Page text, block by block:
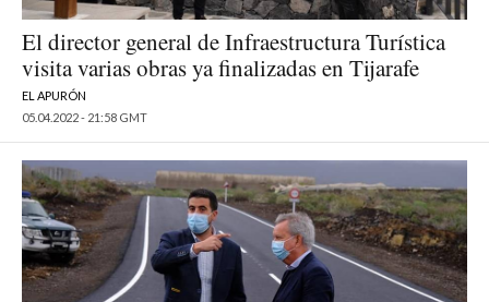
El director general de Infraestructura Turística
visita varias obras ya finalizadas en Tijarafe
EL APURÓN
05.04.2022 - 21:58 GMT